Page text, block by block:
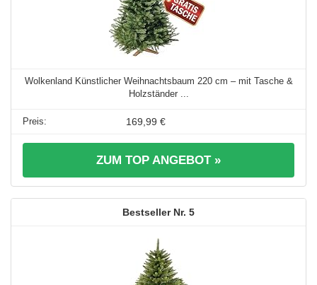
Wolkenland Künstlicher Weihnachtsbaum 220 cm – mit Tasche &
Holzständer ...
169,99 €
ZUM TOP ANGEBOT »
5